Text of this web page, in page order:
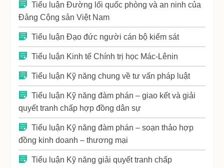
Tiểu luận Đường lối quốc phòng và an ninh của
Đảng Cộng sản Việt Nam
Tiểu luận Đạo đức người cán bộ kiểm sát
Tiểu luận Kinh tế Chính trị học Mác-Lênin
Tiểu luận Kỹ năng chung về tư vấn pháp luật
Tiểu luận Kỹ năng đàm phán – giao kết và giải
quyết tranh chấp hợp đồng dân sự
Tiểu luận Kỹ năng đàm phán – soạn thảo hợp
đồng kinh doanh – thương mại
Tiểu luận Kỹ năng giải quyết tranh chấp